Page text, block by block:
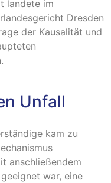
landete im
Dresden
der Kausalität und
Unfall
kam zu
anschließendem
war, eine